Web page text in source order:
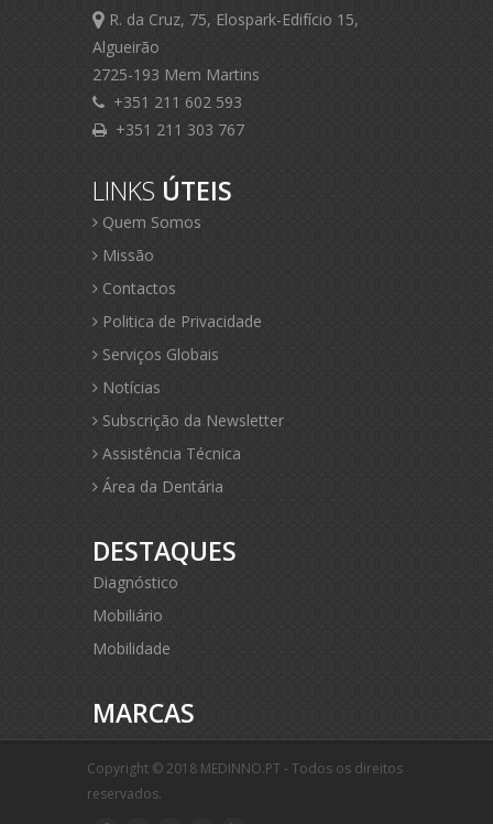
R. da Cruz, 75, Elospark-Edifício 15,
Algueirão
2725-193 Mem Martins
+351 211 602 593
+351 211 303 767
LINKS ÚTEIS
Quem Somos
Missão
Contactos
Politica de Privacidade
Serviços Globais
Notícias
Subscrição da Newsletter
Assistência Técnica
Área da Dentária
DESTAQUES
Diagnóstico
Mobiliário
Mobilidade
MARCAS
Copyright © 2018 MEDINNO.PT - Todos os direitos
reservados.